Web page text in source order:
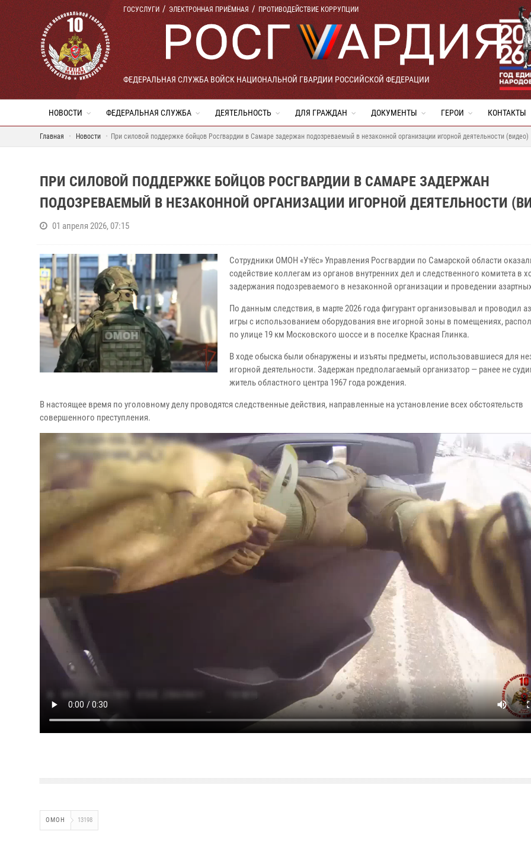
ГОСУСЛУГИ ЭЛЕКТРОННАЯ ПРИЁМНАЯ ПРОТИВОДЕЙСТВИЕ КОРРУПЦИИ
ФЕДЕРАЛЬНАЯ СЛУЖБА ВОЙСК НАЦИОНАЛЬНОЙ ГВАРДИИ РОССИЙСКОЙ ФЕДЕРАЦИИ
НОВОСТИ ФЕДЕРАЛЬНАЯ СЛУЖБА ДЕЯТЕЛЬНОСТЬ ДЛЯ ГРАЖДАН ДОКУМЕНТЫ ГЕРОИ КОНТАКТЫ
Главная Новости При силовой поддержке бойцов Росгвардии в Самаре задержан подозреваемый в незаконной организации игорной деятельности (видео)
ПРИ СИЛОВОЙ ПОДДЕРЖКЕ БОЙЦОВ РОСГВАРДИИ В САМАРЕ ЗАДЕРЖАН
ПОДОЗРЕВАЕМЫЙ В НЕЗАКОННОЙ ОРГАНИЗАЦИИ ИГОРНОЙ ДЕЯТЕЛЬНОСТИ
01 апреля 2026, 07:15
Сотрудники ОМОН «Утёс» Управления Росгвардии по Самарской области
содействие коллегам из органов внутренних дел и следственного комитета в
задержания подозреваемого в незаконной организации и проведении
По данным следствия, в марте 2026 года фигурант организовывал и проводил
игры с использованием оборудования вне игорной зоны в помещениях,
по улице 19 км Московского шоссе и в поселке Красная Глинка.
В ходе обыска были обнаружены и изъяты предметы, использовавшиеся для
игорной деятельности. Задержан предполагаемый организатор — ранее не
житель областного центра 1967 года рождения.
В настоящее время по уголовному делу проводятся следственные действия, направленные на установление всех обстоятельств
совершенного преступления.
ОМОН 13198